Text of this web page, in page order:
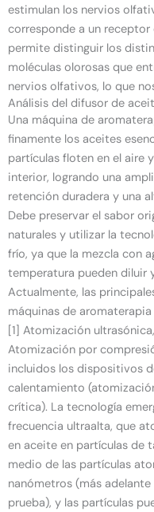
estimulan los nervios
corresponde a un
permite distinguir los
moléculas olorosas que
nervios olfativos, lo que
Análisis del difusor de
Una máquina de
finamente los aceites
partículas floten en el aire
interior, logrando una
retención duradera y una
Debe preservar el sabor
naturales y utilizar la
frío, ya que la mezcla con
temperatura pueden diluir
Actualmente, las
máquinas de aromaterapia
[1] Atomización
Atomización por
incluidos los dispositivos
calentamiento
crítica). La tecnología
frecuencia ultraalta, que
en aceite en partículas de
medio de las partículas
nanómetros (más
prueba), y las partículas